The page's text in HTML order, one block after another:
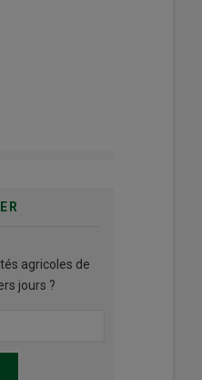
agricoles de
jours ?